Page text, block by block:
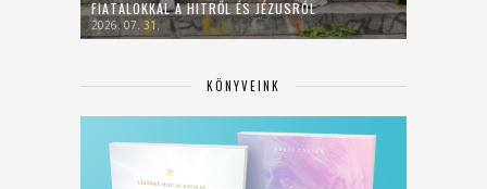
FIATALOKKAL A HITRŐL ÉS JÉZUSRÓL
2026. 07. 31.
KÖNYVEINK